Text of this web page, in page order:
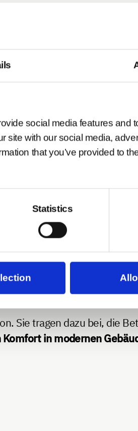
social media features and
site with our social media,
that you’ve provided to
Statistics
oder die absolute
Low Energy (BLE)
Building-Systemen
wie beispielsweise
Anwendung: In
zu halten, was sowohl
Hardware vor
durch
kombiniert
Netzwerke
die zentrale
Sie tragen dazu bei, die
in modernen